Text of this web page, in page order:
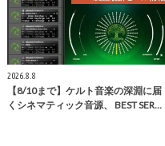
2026.8.8
【8/10まで】ケルト音楽の深淵に届
くシネマティック音源、 BEST SER…